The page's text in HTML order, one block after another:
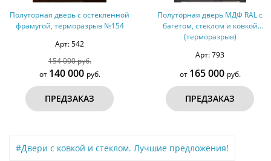
Полуторная дверь МДФ RAL с
багетом, стеклом и ковкой
от 165 000 руб.
ПРЕДЗАКАЗ
Дверь МДФ с боковыми
остекленными вставками и
лазерной резкой (терморазрыв)
Арт: 766
от 150 000 руб.
ПРЕДЗАКАЗ
#Двери с ковкой и стеклом. Лучшие предложения!